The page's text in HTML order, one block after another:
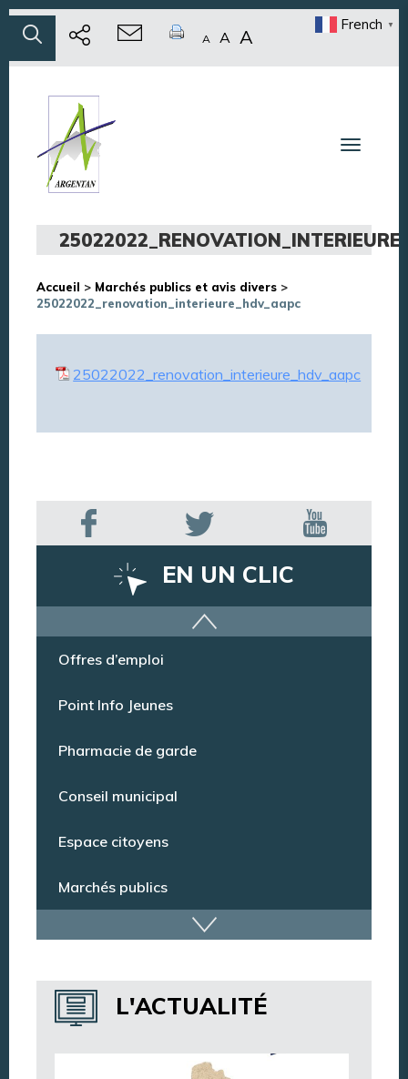
A A A
French ▼
Toggle
Accueil > Marchés publics et avis divers >
25022022_renovation_interieure_hdv_aapc
25022022_renovation_interieure_hdv_aapc
EN UN CLIC
Offres d’emploi
Point Info Jeunes
Pharmacie de garde
Conseil municipal
Espace citoyens
Marchés publics
Dispositif de vidéoprotection
Annuaire des services
Annuaire des associations
Argentan Aujourd’hui
L'ACTUALITÉ